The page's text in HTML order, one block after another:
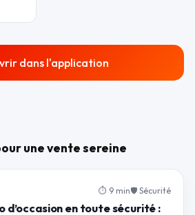
dans l'application
une vente sereine
⏱ 9 min🛡 Sécurité
d’occasion en toute sécurité :